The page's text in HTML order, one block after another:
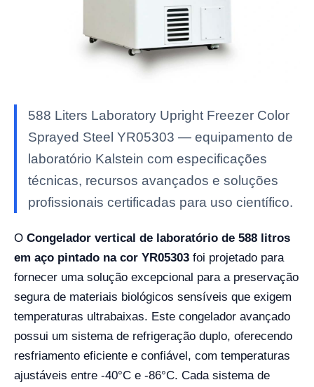
588 Liters Laboratory Upright Freezer Color
Sprayed Steel YR05303 — equipamento de
laboratório Kalstein com especificações
técnicas, recursos avançados e soluções
profissionais certificadas para uso científico.
O Congelador vertical de laboratório de 588 litros
em aço pintado na cor YR05303 foi projetado para
fornecer uma solução excepcional para a preservação
segura de materiais biológicos sensíveis que exigem
temperaturas ultrabaixas. Este congelador avançado
possui um sistema de refrigeração duplo, oferecendo
resfriamento eficiente e confiável, com temperaturas
ajustáveis entre -40°C e -86°C. Cada sistema de